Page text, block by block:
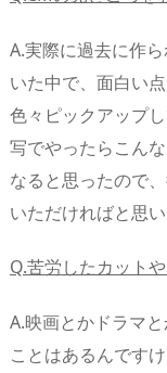
A.実際に過去に作
いた中で、面白い
色々ピックアップ
写でやったらこん
なると思ったので
いただければと思い
Q.苦労したカット
A.映画とかドラマ
ことはあるんです